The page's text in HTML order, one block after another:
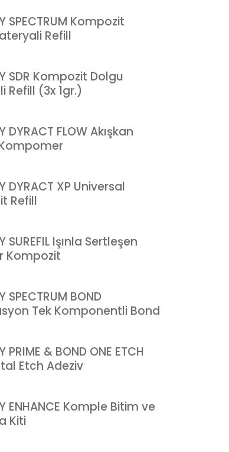
SPECTRUM Kompozit
Refill
SDR Kompozit Dolgu
Refill (3x 1gr.)
DYRACT FLOW Akışkan
Kompomer
DYRACT XP Universal
Refill
SUREFIL Işınla Sertleşen
Kompozit
SPECTRUM BOND
Tek Komponentli Bond
PRIME & BOND ONE ETCH
Etch Adeziv
ENHANCE Komple Bitim ve
Kiti